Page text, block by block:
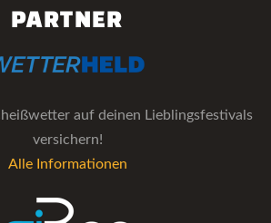
PARTNER
auf deinen Lieblingsfestivals
versichern!
Alle Informationen